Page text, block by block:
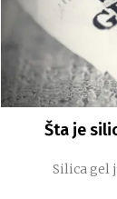
Šta je
Silica gel